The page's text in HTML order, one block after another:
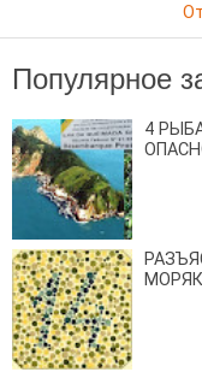
Популярное
4